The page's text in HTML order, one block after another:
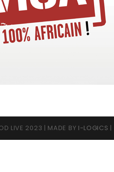
LIVE 2023 | MADE BY I-LOGICS |